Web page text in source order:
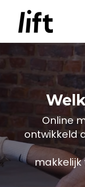
Online
ontwikkeld
makkelijk